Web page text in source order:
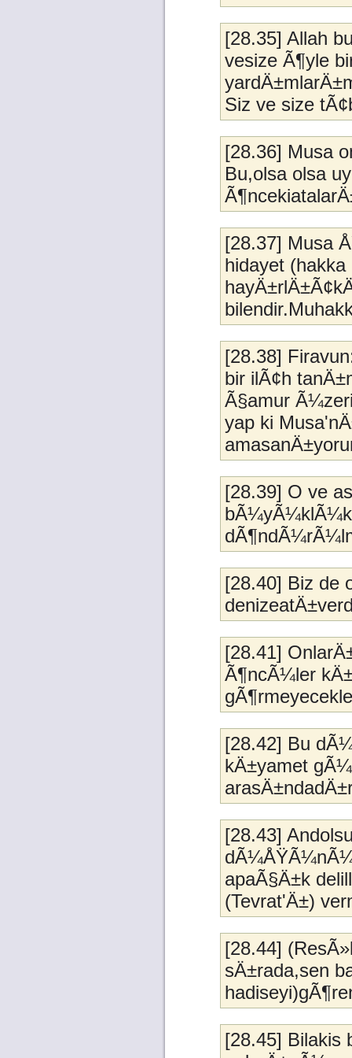
[28.35] Allah
vesize Ã¶yle
Siz ve size
[28.36] Musa
Bu,olsa olsa
[28.37] Musa
hidayet
[28.38]
bir ilÃ¢h
Ã§amur
yap ki
[28.39] O ve
bÃ¼yÃ¼klÃ¼k
[28.40] Biz de
[28.41]
Ã¶ncÃ¼ler
[28.42] Bu
kÄ±yamet
[28.43]
apaÃ§Ä±k
(Tevrat'Ä±)
[28.44]
sÄ±rada,sen
[28.45] Bilakis